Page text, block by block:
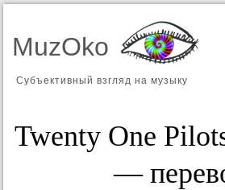
MuzOko
Субъективный взгляд на музыку
Twenty One
—